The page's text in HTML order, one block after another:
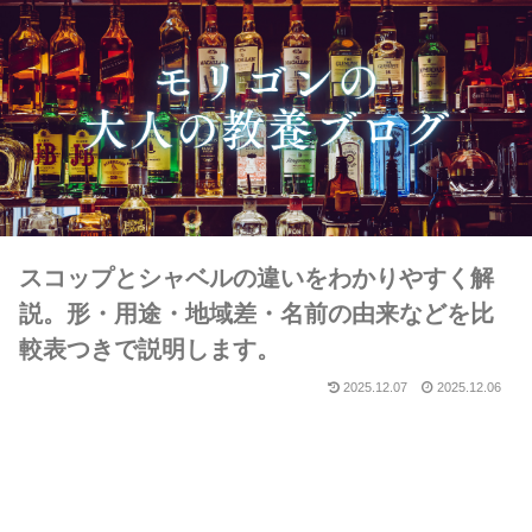
スコップとシャベルの違いをわかりやすく解
説。形・用途・地域差・名前の由来などを比
較表つきで説明します。
2025.12.07 2025.12.06